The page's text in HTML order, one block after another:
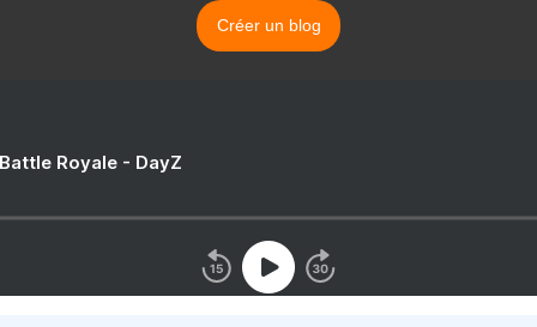
Créer un blog
Royale - DayZ